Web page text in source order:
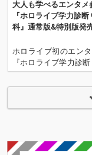
大人も学べるエンタメ
『ホロライブ学力診
科』通常版&特別版発
ホロライブ初のエン
『ホロライブ学力診
科』の通常版&特別版
年7月25日（木）に
た。 『ホロライブ学
５教科』は、中学生
学レベルの国語・数